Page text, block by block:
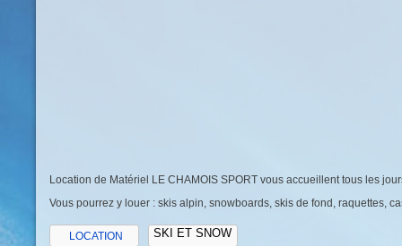
Location de Matériel LE CHAMOIS SPORT vous accueillent tous les
Vous pourrez y louer : skis alpin, snowboards, skis de fond, raquettes,
LOCATION SKI ET SNOW